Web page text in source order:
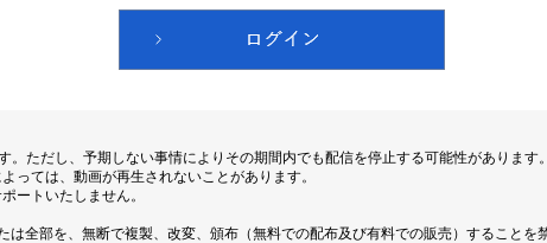
ただし、予期しない事情によりその期間内でも配信を停止する可能性があります。
っては、動画が再生されないことがあります。
ートいたしません。
全部を、無断で複製、改変、頒布（無料での配布及び有料での販売）することを